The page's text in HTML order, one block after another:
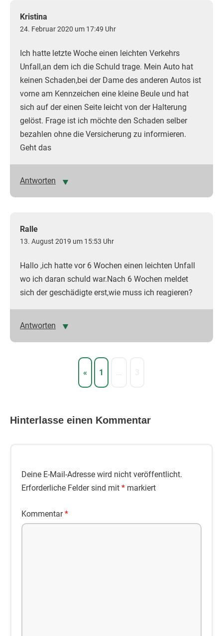
Kristina
24. Februar 2020 um 17:49 Uhr
Ich hatte letzte Woche einen leichten Verkehrs
Unfall,an dem ich die Schuld trage. Mein Auto hat
keinen Schaden,bei der Dame des anderen Autos ist
vorne am Kennzeichen eine kleine Beule und hat
sich auf der einen Seite leicht von der Halterung
gelöst. Frage ist ich möchte den Schaden selber
bezahlen ohne die Versicherung zu informieren.
Geht das
Antworten
Ralle
13. August 2019 um 15:53 Uhr
Hallo ,ich hatte vor 6 Wochen einen leichten Unfall
wo ich daran schuld war.Nach 6 Wochen meldet
sich der geschädigte erst,wie muss ich reagieren?
Antworten
« 1
Hinterlasse einen Kommentar
Deine E-Mail-Adresse wird nicht veröffentlicht.
Erforderliche Felder sind mit * markiert
Kommentar*